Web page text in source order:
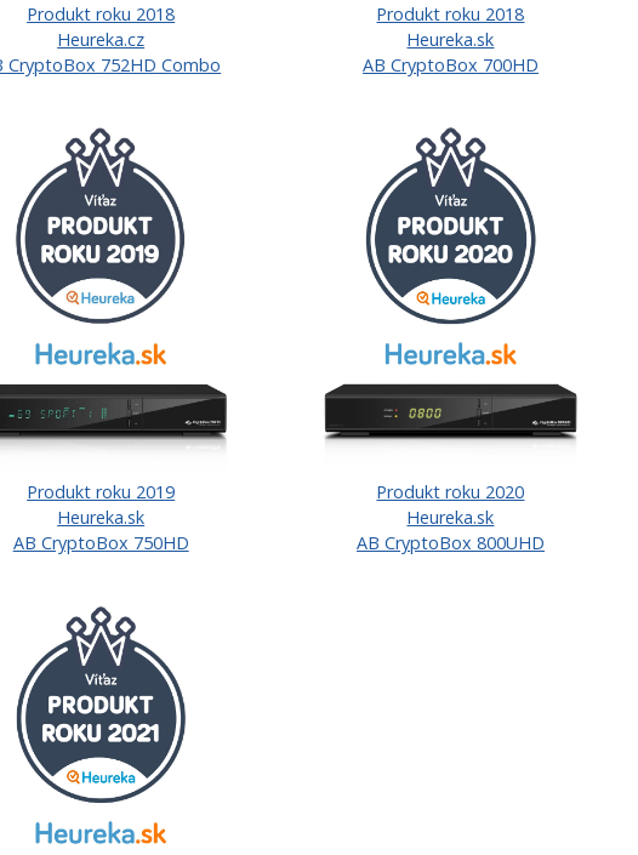
Produkt roku 2018
Heureka.cz
CryptoBox 752HD Combo
Produkt roku 2018
Heureka.sk
AB CryptoBox 700HD
Produkt roku 2019
Heureka.sk
AB CryptoBox 750HD
Produkt roku 2020
Heureka.sk
AB CryptoBox 800UHD